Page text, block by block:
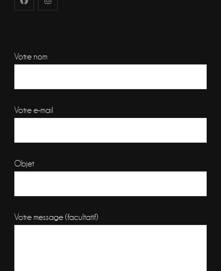
Votre nom
Votre e-mail
Objet
Votre message (facultatif)